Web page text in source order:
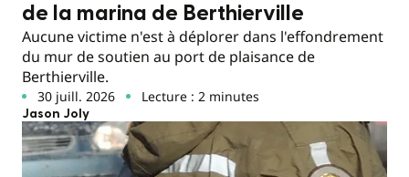
de la marina de Berthierville
Aucune victime n'est à déplorer dans l'effondrement
du mur de soutien au port de plaisance de
Berthierville.
30 juill. 2026 Lecture : 2 minutes
Jason Joly